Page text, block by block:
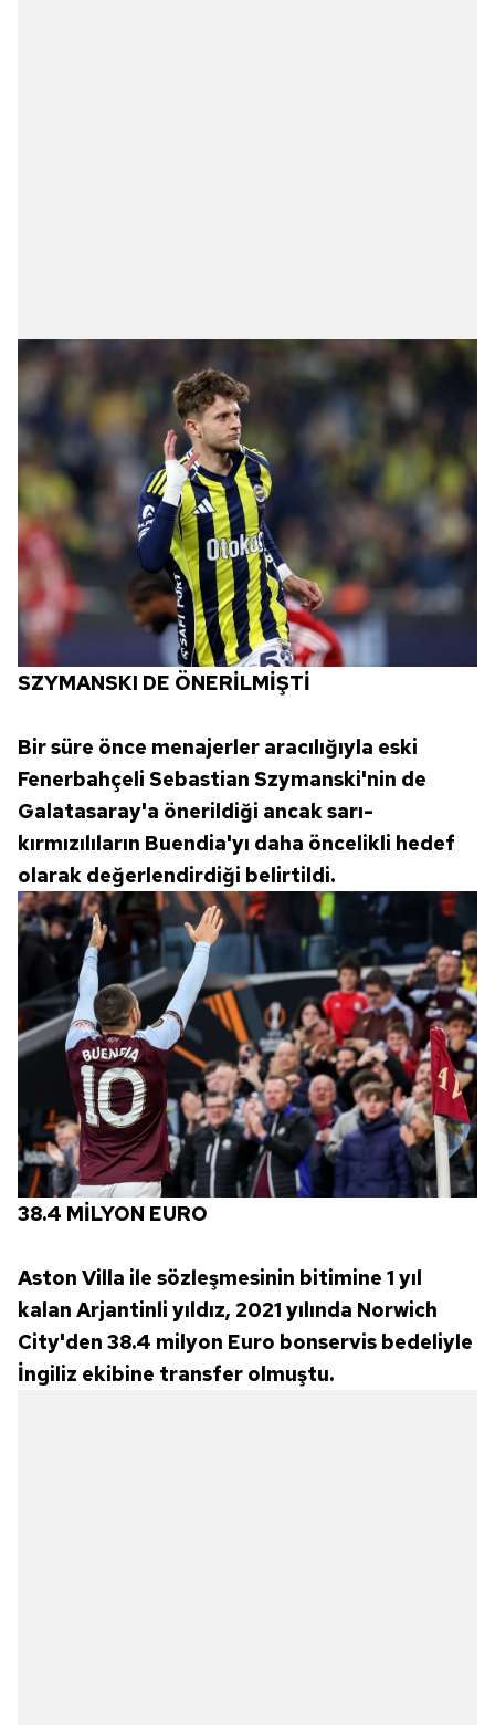
SZYMANSKI DE ÖNERİLMİŞTİ
Bir süre önce menajerler aracılığıyla eski
Fenerbahçeli Sebastian Szymanski'nin de
Galatasaray'a önerildiği ancak sarı-
kırmızılıların Buendia'yı daha öncelikli hedef
olarak değerlendirdiği belirtildi.
38.4 MİLYON EURO
Aston Villa ile sözleşmesinin bitimine 1 yıl
kalan Arjantinli yıldız, 2021 yılında Norwich
City'den 38.4 milyon Euro bonservis bedeliyle
İngiliz ekibine transfer olmuştu.